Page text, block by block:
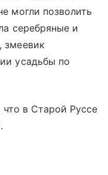
могли позволить
серебряные и
змеевик
усадьбы по
в Старой Руссе